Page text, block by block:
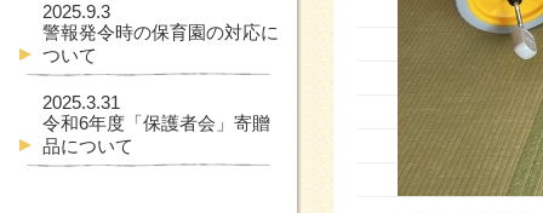
2025.9.3
警報発令時の保育園の対応に
ついて
2025.3.31
令和6年度「保護者会」寄贈
品について